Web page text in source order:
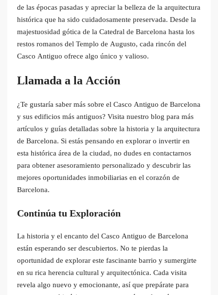
de las épocas pasadas y apreciar la belleza de la arquitectura
histórica que ha sido cuidadosamente preservada. Desde la
majestuosidad gótica de la Catedral de Barcelona hasta los
restos romanos del Templo de Augusto, cada rincón del
Casco Antiguo ofrece algo único y valioso.
Llamada a la Acción
¿Te gustaría saber más sobre el Casco Antiguo de Barcelona
y sus edificios más antiguos? Visita nuestro blog para más
artículos y guías detalladas sobre la historia y la arquitectura
de Barcelona. Si estás pensando en explorar o invertir en
esta histórica área de la ciudad, no dudes en contactarnos
para obtener asesoramiento personalizado y descubrir las
mejores oportunidades inmobiliarias en el corazón de
Barcelona.
Continúa tu Exploración
La historia y el encanto del Casco Antiguo de Barcelona
están esperando ser descubiertos. No te pierdas la
oportunidad de explorar este fascinante barrio y sumergirte
en su rica herencia cultural y arquitectónica. Cada visita
revela algo nuevo y emocionante, así que prepárate para